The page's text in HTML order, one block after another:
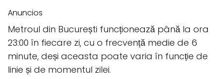
Anuncios
Metroul din București funcționează până la ora
23:00 în fiecare zi, cu o frecvență medie de 6
minute, deși aceasta poate varia în funcție de
linie și de momentul zilei.